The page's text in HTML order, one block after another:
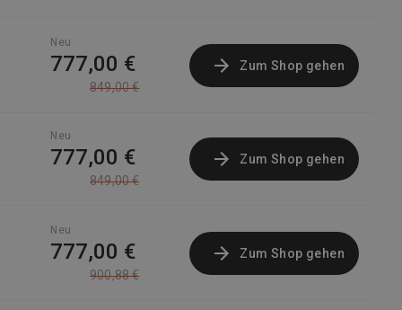
Neu
777,00 €
849,00 €
Zum Shop gehen
Neu
777,00 €
849,00 €
Zum Shop gehen
Neu
777,00 €
900,88 €
Zum Shop gehen